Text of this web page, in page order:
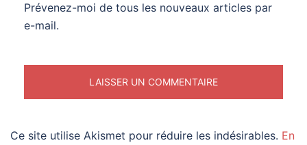
Prévenez-moi de tous les nouveaux articles par
e-mail.
Ce site utilise Akismet pour réduire les indésirables. En